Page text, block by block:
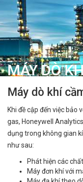
MÁY DÒ
Máy dò khí
Khi đề cập đến việc bảo
gas, Honeywell
dụng trong không gian
như sau:
Phát hiện các
Máy đơn khí với